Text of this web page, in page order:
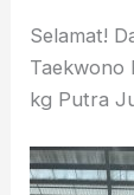
Selamat!
Taekwono
kg Putra